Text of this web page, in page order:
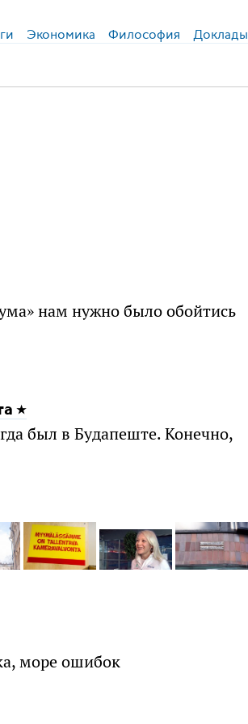
Экономика Философия Доклады
нам нужно было обойтись
был в Будапеште. Конечно,
море ошибок